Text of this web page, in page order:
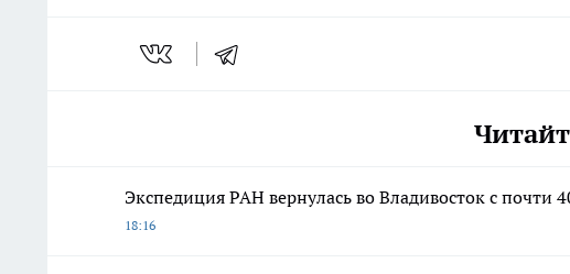
Экспедиция РАН вернулась во Владивосток с почти
18:16